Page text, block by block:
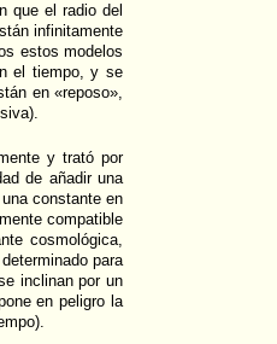
que el radio del
infinitamente
estos modelos
el tiempo, y se
en «reposo»,
y trató por
de añadir una
constante en
compatible
cosmológica,
para
inclinan por un
en peligro la